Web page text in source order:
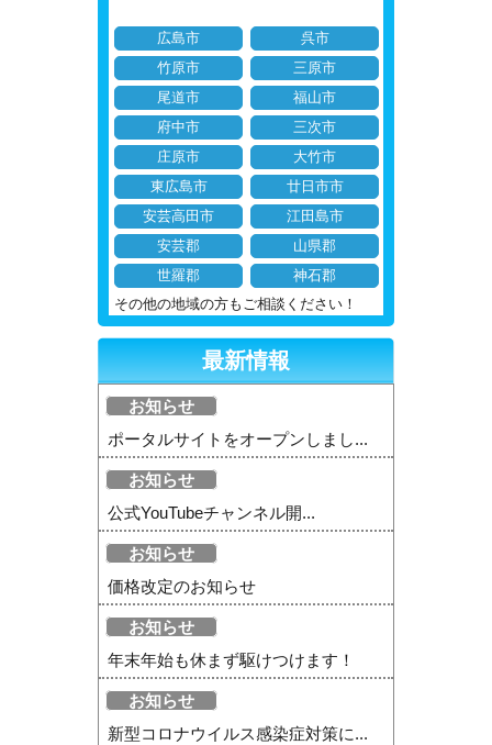
広島市
呉市
竹原市
三原市
尾道市
福山市
府中市
三次市
庄原市
大竹市
東広島市
廿日市市
安芸高田市
江田島市
安芸郡
山県郡
世羅郡
神石郡
その他の地域の方もご相談ください！
最新情報
お知らせ
ポータルサイトをオープンしまし...
お知らせ
公式YouTubeチャンネル開...
お知らせ
価格改定のお知らせ
お知らせ
年末年始も休まず駆けつけます！
お知らせ
新型コロナウイルス感染症対策に...